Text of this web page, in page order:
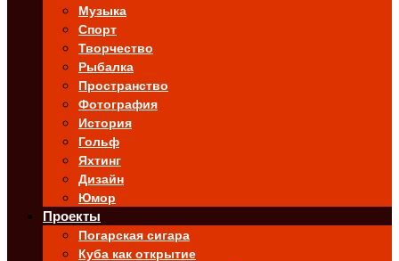
Музыка
Спорт
Творчество
Рыбалка
Пространство
Фотография
История
Гольф
Яхтинг
Дизайн
Юмор
Проекты
Погарская сигара
Куба как открытие